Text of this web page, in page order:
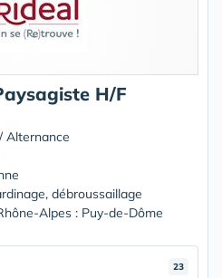
H/F
Alternance
débroussaillage
Alpes : Puy-de-Dôme
23